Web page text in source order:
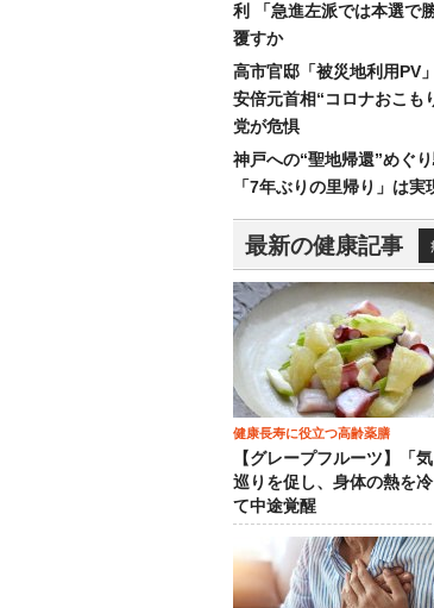
利 「急進左派では本選で
覆すか
高市官邸「被災地利用PV
安倍元首相“コロナおこも
党が危惧
神戸への“聖地帰還”めぐ
「7年ぶりの里帰り」は実
最新の健康記事
健康長寿に役立つ高齢薬膳
【グレープフルーツ】「
巡りを促し、身体の熱を
て中途覚醒